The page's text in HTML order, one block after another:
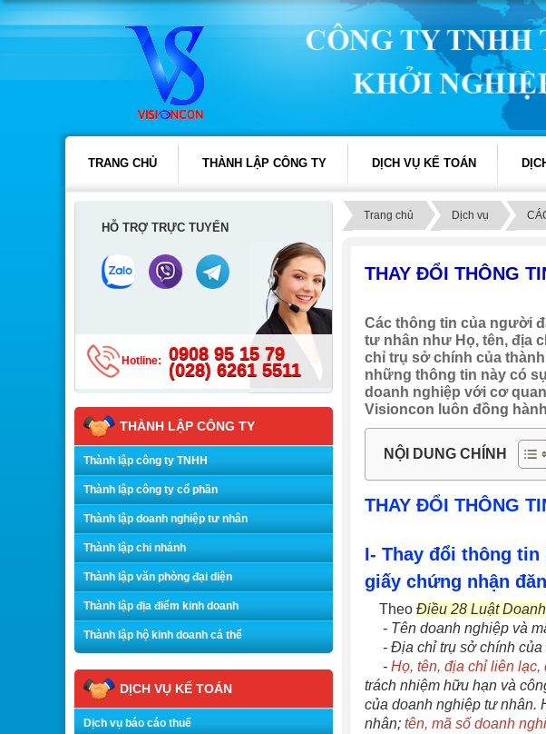
TRANG CHỦ THÀNH LẬP CÔNG TY DỊCH VỤ KẾ TOÁN
Trang chủ Dịch vụ
THAY ĐỔI THÔNG
Các thông tin của người
tư nhân như Họ, tên, địa
chỉ trụ sở chính của
những thông tin này có
doanh nghiệp với cơ
Visioncon luôn đồng
NỘI DUNG CHÍNH
THAY ĐỔI THÔNG
I- Thay đổi thông
giấy chứng nhận
Theo Điều 28 Luật
- Tên doanh nghiệp và
- Địa chỉ trụ sở chính của
- Họ, tên, địa chỉ liên
trách nhiệm hữu hạn và
của doanh nghiệp tư nhân.
nhân; tên, mã số doanh
HỖ TRỢ TRỰC TUYẾN
Hotline:
0908 95 15 79
(028) 6261 5511
THÀNH LẬP CÔNG TY
Thành lập công ty TNHH
Thành lập công ty cổ phần
Thành lập doanh nghiệp tư nhân
Thành lập chi nhánh
Thành lập văn phòng đại diện
Thành lập địa điểm kinh doanh
Thành lập hộ kinh doanh cá thể
DỊCH VỤ KẾ TOÁN
Dịch vụ báo cáo thuế